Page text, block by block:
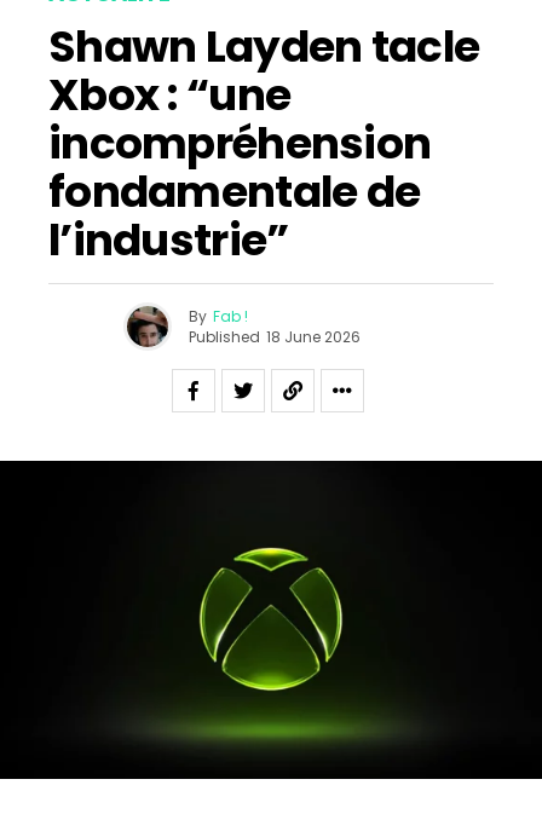
Shawn Layden tacle
Xbox : “une
incompréhension
fondamentale de
l’industrie”
By Fab !
Published 18 June 2026